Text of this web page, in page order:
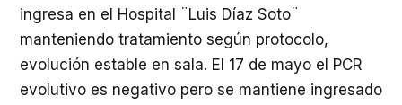
ingresa en el Hospital ¨Luis Díaz Soto¨
manteniendo tratamiento según protocolo,
evolución estable en sala. El 17 de mayo el PCR
evolutivo es negativo pero se mantiene ingresado